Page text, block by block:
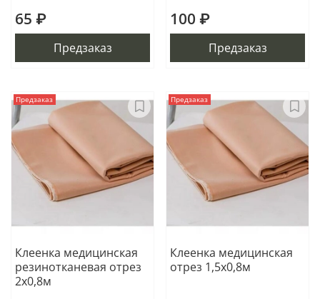
65 ₽
Предзаказ
100 ₽
Предзаказ
Предзаказ
Клеенка медицинская
резинотканевая отрез
2х0,8м
Предзаказ
Клеенка медицинская
отрез 1,5х0,8м